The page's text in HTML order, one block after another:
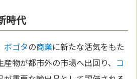
時代
ボゴタの商業に新たな活気をもた
物が都市外の市場へ出回り、 コ